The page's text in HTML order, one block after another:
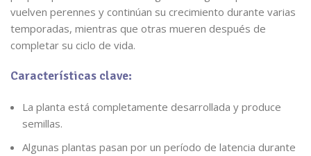
vuelven perennes y continúan su crecimiento durante varias
temporadas, mientras que otras mueren después de
completar su ciclo de vida.
Características clave:
La planta está completamente desarrollada y produce
semillas.
Algunas plantas pasan por un período de latencia durante